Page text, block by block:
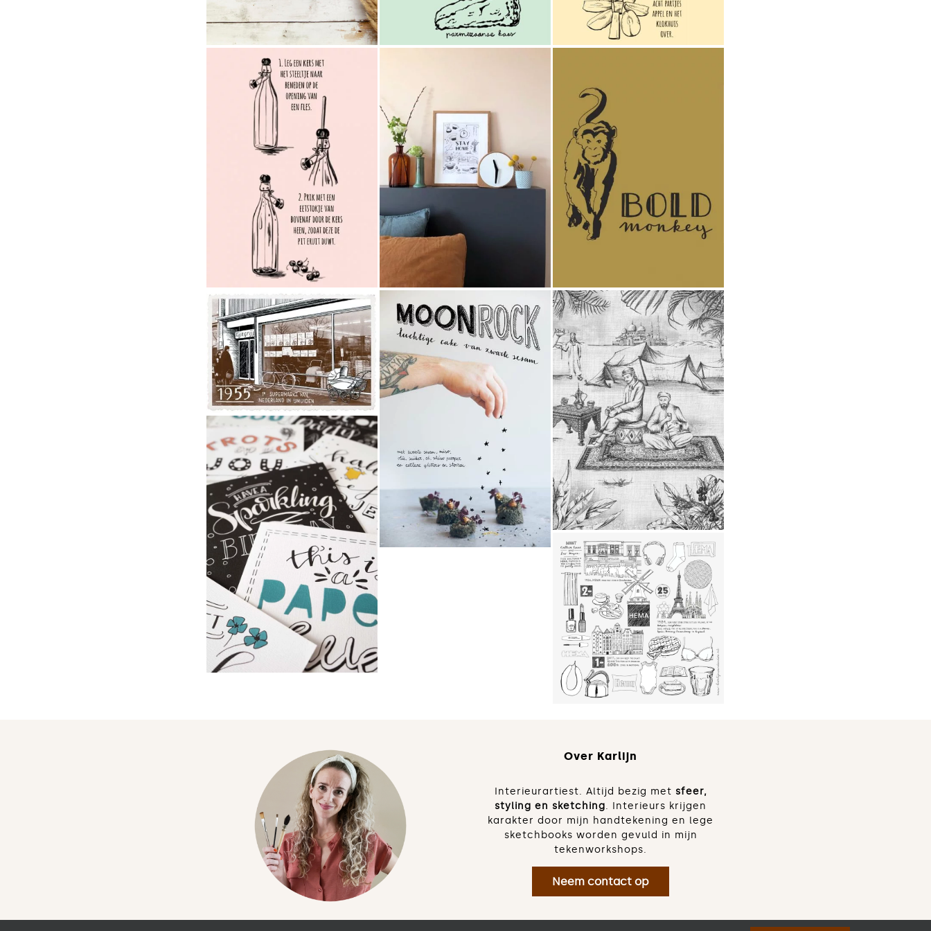
Luc
Dekamarkt |
Smaakvolle
illustraties
voor #4
Dekamarkt
magazine
fonQ | Stay
Home poster
vol sfeervolle
illustraties
Bold Monkey |
illustraties
voor een
extravagant
interieur merk
Dekamarkt |
70 jaar
supermarkten
in fotografie
met
tekeningen
Holy Kauw
Company |
Illustraties
over de
prachtige
recepten van
dit toffe
bedrijf in
culinaire
foodconcepten
Historische
prent
geïllustreerd
in thema
koffie
Hallmark | Mijn
eigen
kaartenmolen
met
Handlettering
bij Hallmark!
Hema |
Historie van
Hema in
tekeningen
Over Karlijn
Interieurartiest. Altijd bezig met sfeer,
styling en sketching. Interieurs krijgen
karakter door mijn handtekening en lege
sketchbooks worden gevuld in mijn
tekenworkshops.
Neem contact op